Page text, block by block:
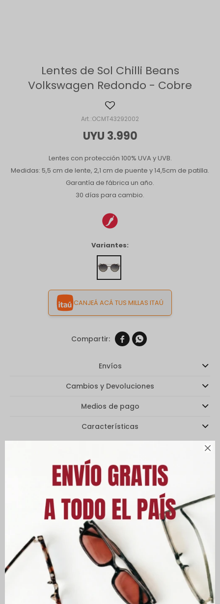

Lentes de Sol Chilli Beans
Volkswagen Redondo - Cobre
OCMT43292002
UYU 3.990
Lentes con protección 100% UVA y UVB.
Medidas: 5,5 cm de lente, 2,1 cm de puente y 14,5cm de patilla.
Garantía de fábrica un año.
30 días para cambio.
Variantes:
CANJEÁ ACÁ TUS MILLAS ITAÚ
 
Envíos
Cambios y Devoluciones
Medios de pago
Características
Descripción
Chilli Beans y Volkswagen se unen para rendir homenaje a
décadas de historia automovilística en una colección que
celebra los modelos clásicos de la marca, desde 1949 hasta
1994.
Lentes de sol redondos Volkswagen para mujer, fabricados en
acero inoxidable, un material ligero y resistente.